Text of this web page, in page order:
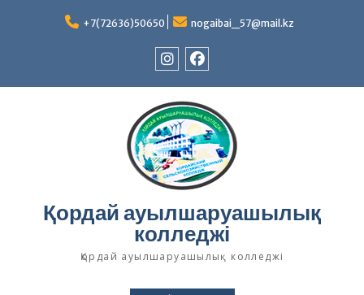
+7(72636)50650 nogaibai_57@mail.kz
Қордай ауылшаруашылық
колледжі
Қордай ауылшаруашылық колледжі